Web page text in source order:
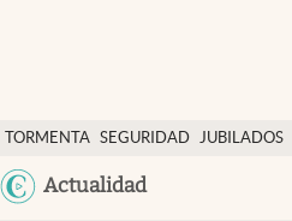
TORMENTA SEGURIDAD JUBILADOS
Actualidad
Economía y finanzas
Política